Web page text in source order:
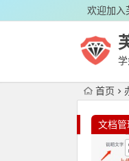
欢迎加入
首页
文档管